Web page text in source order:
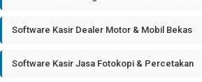
Software Kasir Dealer Motor & Mobil Bekas
Software Kasir Jasa Fotokopi & Percetakan